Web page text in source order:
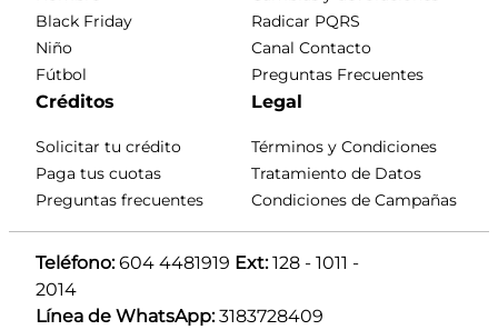
Black Friday
Niño
Fútbol
Radicar PQRS
Canal Contacto
Preguntas Frecuentes
Créditos
Solicitar tu crédito
Paga tus cuotas
Preguntas frecuentes
Legal
Términos y Condiciones
Tratamiento de Datos
Condiciones de Campañas
Teléfono: 604 4481919 Ext: 128 - 1011 -
2014
Línea de WhatsApp: 3183728409